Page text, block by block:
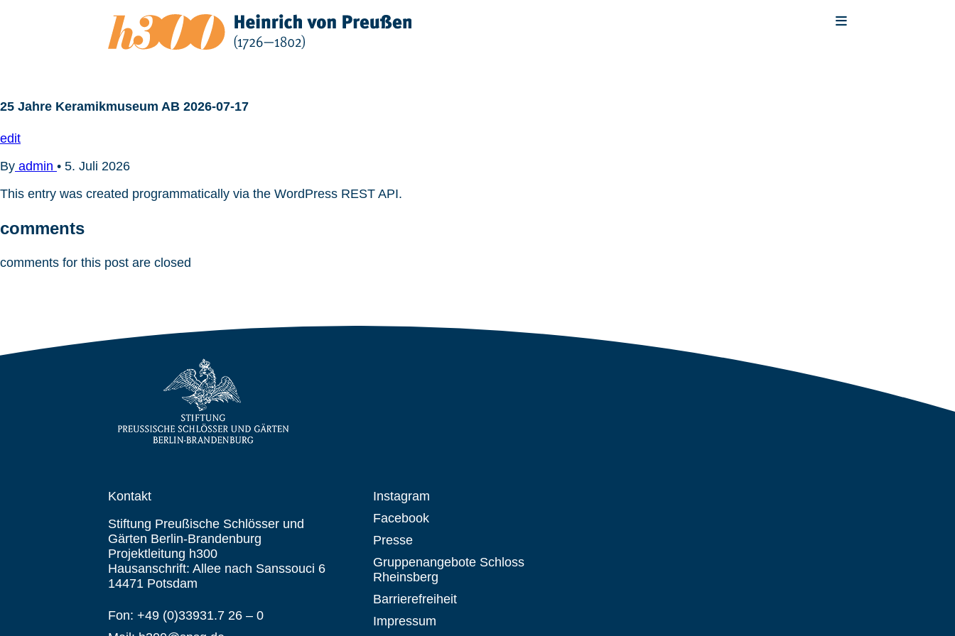
25 Jahre Keramikmuseum AB 2026-07-17
edit
By admin • 5. Juli 2026
This entry was created programmatically via the WordPress REST API.
comments
comments for this post are closed
Kontakt
Stiftung Preußische Schlösser und
Gärten Berlin-Brandenburg
Projektleitung h300
Hausanschrift: Allee nach Sanssouci 6
14471 Potsdam
Fon: +49 (0)33931.7 26 – 0
Instagram
Facebook
Presse
Gruppenangebote Schloss
Rheinsberg
Barrierefreiheit
Impressum